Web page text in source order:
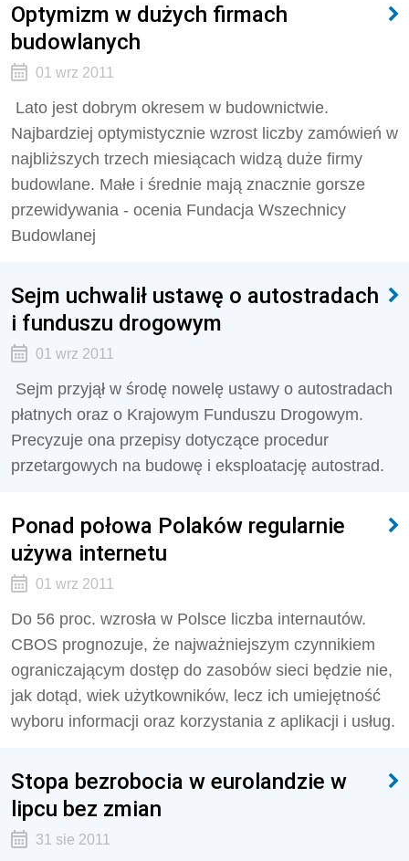
Optymizm w dużych firmach
budowlanych
01 wrz 2011
Lato jest dobrym okresem w budownictwie.
Najbardziej optymistycznie wzrost liczby zamówień w
najbliższych trzech miesiącach widzą duże firmy
budowlane. Małe i średnie mają znacznie gorsze
przewidywania - ocenia Fundacja Wszechnicy
Budowlanej
Sejm uchwalił ustawę o autostradach
i funduszu drogowym
01 wrz 2011
Sejm przyjął w środę nowelę ustawy o autostradach
płatnych oraz o Krajowym Funduszu Drogowym.
Precyzuje ona przepisy dotyczące procedur
przetargowych na budowę i eksploatację autostrad.
Ponad połowa Polaków regularnie
używa internetu
01 wrz 2011
Do 56 proc. wzrosła w Polsce liczba internautów.
CBOS prognozuje, że najważniejszym czynnikiem
ograniczającym dostęp do zasobów sieci będzie nie,
jak dotąd, wiek użytkowników, lecz ich umiejętność
wyboru informacji oraz korzystania z aplikacji i usług.
Stopa bezrobocia w eurolandzie w
lipcu bez zmian
31 sie 2011